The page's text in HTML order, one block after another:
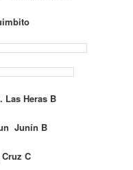
Las Heras B
Junín B
C